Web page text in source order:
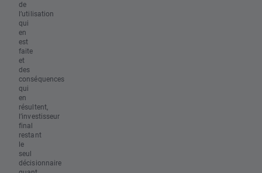
de
l’utilisation
qui
en
est
faite
et
des
conséquences
qui
en
résultent,
l’investisseur
final
restant
le
seul
décisionnaire